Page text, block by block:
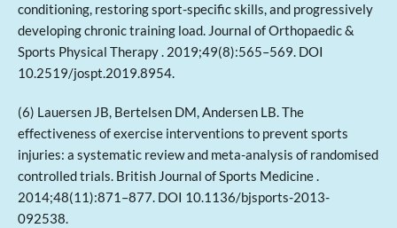
conditioning, restoring sport-specific skills, and progressively
developing chronic training load. Journal of Orthopaedic &
Sports Physical Therapy . 2019;49(8):565–569. DOI
10.2519/jospt.2019.8954.
(6) Lauersen JB, Bertelsen DM, Andersen LB. The
effectiveness of exercise interventions to prevent sports
injuries: a systematic review and meta-analysis of randomised
controlled trials. British Journal of Sports Medicine .
2014;48(11):871–877. DOI 10.1136/bjsports-2013-
092538.